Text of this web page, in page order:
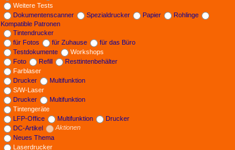
Weitere Tests
Dokumentenscanner
Spezialdrucker Papier
Rohlinge
Kompatible Patronen
Tintendrucker
für Fotos
für Zuhause
für das Büro
Testdokumente
Workshops
Foto
Refill
Resttintenbehälter
Farblaser
Drucker
Multifunktion
S/W-Laser
Drucker
Multifunktion
Tintengeräte
LFP-Office
Multifunktion
Drucker
DC-Artikel
Aktionen
Neues Thema
Laserdrucker